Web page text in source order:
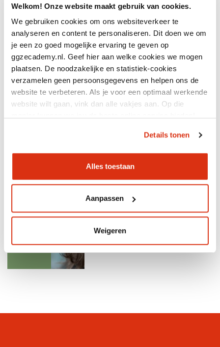
Welkom! Onze website maakt gebruik van cookies.
We gebruiken cookies om ons websiteverkeer te
analyseren en content te personaliseren. Dit doen we om
je een zo goed mogelijke ervaring te geven op
ggzecademy.nl. Geef hier aan welke cookies we mogen
plaatsen. De noodzakelijke en statistiek-cookies
verzamelen geen persoonsgegevens en helpen ons de
website te verbeteren. Als je voor een optimaal werkende
website wilt gaan, vink dan alle vakjes aan. Op die
Details tonen
Alles toestaan
Aanpassen
Weigeren
14 jul 2026
Terugblik congres:
nieuwsgierigheid
11 jul 2026
Resourcegroepen:
herstellen doe je samen